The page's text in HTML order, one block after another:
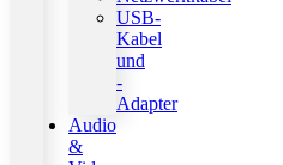
USB-
Kabel
und
-
Adapter
Audio
&